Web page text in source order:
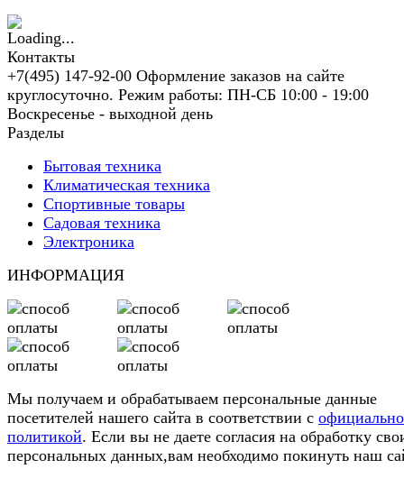
Контакты
+7(495) 147-92-00 Оформление заказов на сайте
круглосуточно. Режим работы: ПН-СБ 10:00 - 19:00
Воскресенье - выходной день
Разделы
Бытовая техника
Климатическая техника
Спортивные товары
Садовая техника
Электроника
ИНФОРМАЦИЯ
Мы получаем и обрабатываем персональные данные
посетителей нашего сайта в соответствии с
политикой. Если вы не даете согласия на обработку
персональных данных,вам необходимо покинуть наш